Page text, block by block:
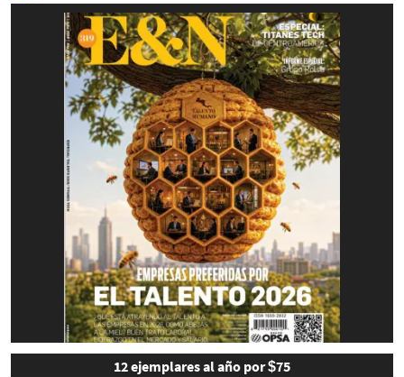
12 ejemplares al año por $75